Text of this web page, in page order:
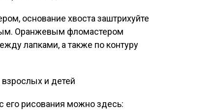
основание хвоста заштрихуйте
Оранжевым фломастером
лапками, а также по контуру
его рисования можно здесь: